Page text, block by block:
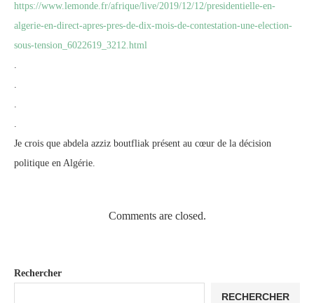
https://www.lemonde.fr/afrique/live/2019/12/12/presidentielle-en-
algerie-en-direct-apres-pres-de-dix-mois-de-contestation-une-election-
sous-tension_6022619_3212.html
.
.
.
.
Je crois que abdela azziz boutfliak présent au cœur de la décision
politique en Algérie.
Comments are closed.
Rechercher
RECHERCHER